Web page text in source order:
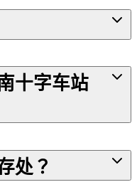
十字车站
处？